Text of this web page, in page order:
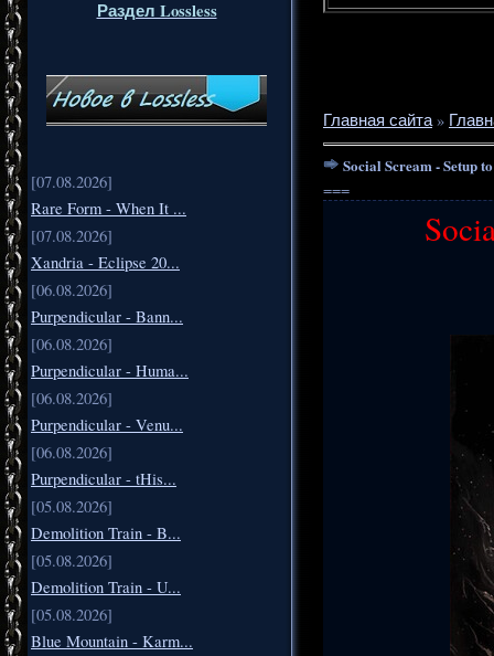
Раздел Lossless
[07.08.2026]
Rare Form - When It ...
[07.08.2026]
Xandria - Eclipse 20...
[06.08.2026]
Purpendicular - Bann...
[06.08.2026]
Purpendicular - Huma...
[06.08.2026]
Purpendicular - Venu...
[06.08.2026]
Purpendicular - tHis...
[05.08.2026]
Demolition Train - B...
[05.08.2026]
Demolition Train - U...
[05.08.2026]
Blue Mountain - Karm...
Главная сайта»
Social Scream - Setup
===